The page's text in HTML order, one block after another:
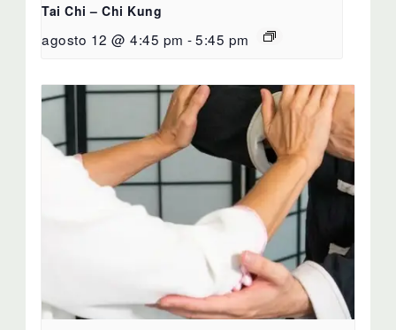
Tai Chi – Chi Kung
agosto 12 @ 4:45 pm -5:45 pm